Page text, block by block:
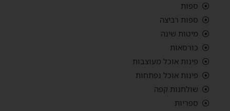
ספות
ספות רביצה
מיטות שינה
כורסאות
פינות אוכל מעוצבות
פינות אוכל נפתחות
שולחנות קפה
ספריות